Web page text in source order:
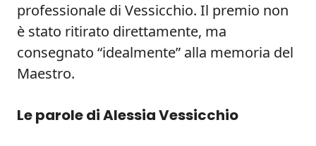
professionale di Vessicchio. Il premio non
è stato ritirato direttamente, ma
consegnato “idealmente” alla memoria del
Maestro.
Le parole di Alessia Vessicchio